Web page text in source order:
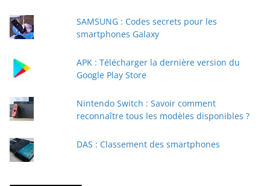
SAMSUNG : Codes secrets pour les
smartphones Galaxy
APK : Télécharger la dernière version du
Google Play Store
Nintendo Switch : Savoir comment
reconnaître tous les modèles disponibles ?
DAS : Classement des smartphones